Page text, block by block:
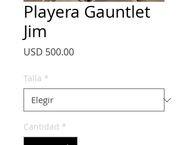
Playera Gauntlet
Jim
USD 500.00Precio
Talla *
Cantidad *